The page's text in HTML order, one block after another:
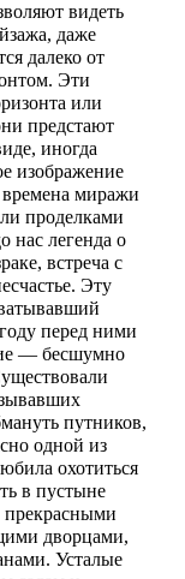
видеть
даже
далеко от
Эти
или
предстают
иногда
изображение
миражи
проделками
нас легенда о
встреча с
Эту
перед ними
— бесшумно
путников,
одной из
охотиться
в пустыне
прекрасными
дворцами,
Усталые